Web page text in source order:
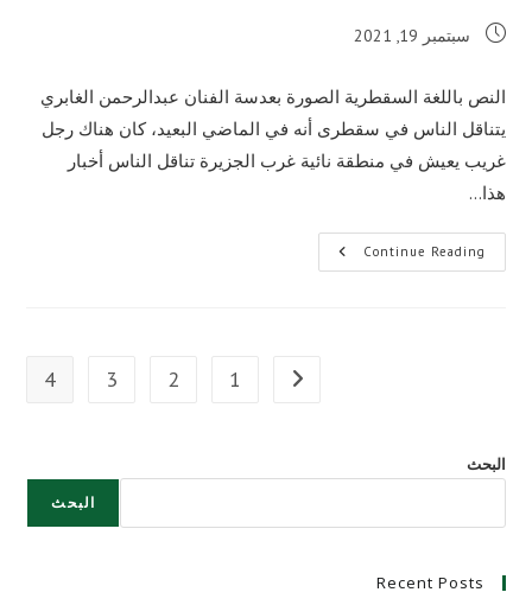
Post
سبتمبر 19, 2021
النص باللغة السقطرية الصورة بعدسة الفنان عبدالرحمن الغابري
يتناقل الناس في سقطرى أنه في الماضي البعيد، كان هناك رجل
غريب يعيش في منطقة نائية غرب الجزيرة تناقل الناس أخبار
هذا…
Continue Reading حكاية
طحرر
Go to the previous page
1
2
3
4
البحث
البحث
Recent Posts